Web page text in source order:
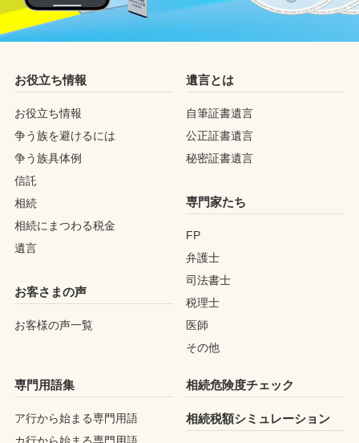
お役立ち情報
お役立ち情報
争う族を避けるには
争う族具体例
信託
相続
相続にまつわる税金
遺言
お客さまの声
お客様の声一覧
遺言とは
自筆証書遺言
公正証書遺言
秘密証書遺言
専門家たち
FP
弁護士
司法書士
税理士
医師
その他
専門用語集
ア行から始まる専門用語
相続危険度チェック
相続税額シミュレーション